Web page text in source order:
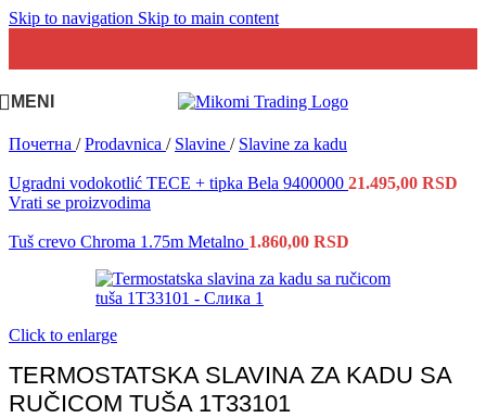
Skip to navigation Skip to main content
MENI
Почетна / Prodavnica / Slavine / Slavine za kadu
Ugradni vodokotlić TECE + tipka Bela 9400000 21.495,00 RSD
Vrati se proizvodima
Tuš crevo Chroma 1.75m Metalno 1.860,00 RSD
Click to enlarge
TERMOSTATSKA SLAVINA ZA KADU SA
RUČICOM TUŠA 1T33101